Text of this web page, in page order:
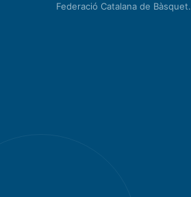
Federació Catalana de Bàsquet.